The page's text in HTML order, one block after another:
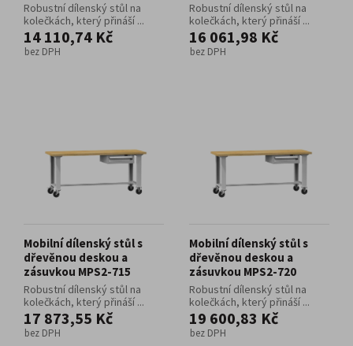
Robustní dílenský stůl na
kolečkách, který přináší ...
14 110,74 Kč
bez DPH
Robustní dílenský stůl na
kolečkách, který přináší ...
16 061,98 Kč
bez DPH
Mobilní dílenský stůl s
dřevěnou deskou a
zásuvkou MPS2-715
Robustní dílenský stůl na
kolečkách, který přináší ...
17 873,55 Kč
bez DPH
Mobilní dílenský stůl s
dřevěnou deskou a
zásuvkou MPS2-720
Robustní dílenský stůl na
kolečkách, který přináší ...
19 600,83 Kč
bez DPH